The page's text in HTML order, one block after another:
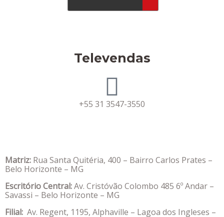
Televendas
+55 31 3547-3550
Matriz: Rua Santa Quitéria, 400 – Bairro Carlos Prates –
Belo Horizonte – MG
Escritório Central:Av. Cristóvão Colombo 485 6º Andar –
Savassi – Belo Horizonte – MG
Filial: Av. Regent, 1195, Alphaville – Lagoa dos Ingleses –